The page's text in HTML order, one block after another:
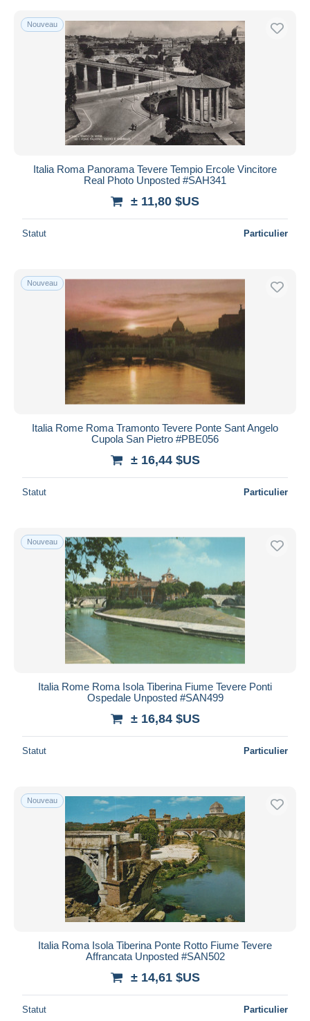
Nouveau
Italia Roma Panorama Tevere Tempio Ercole Vincitore
Real Photo Unposted #SAH341
± 11,80 $US
Statut Particulier
Nouveau
Italia Rome Roma Tramonto Tevere Ponte Sant Angelo
Cupola San Pietro #PBE056
± 16,44 $US
Statut Particulier
Nouveau
Italia Rome Roma Isola Tiberina Fiume Tevere Ponti
Ospedale Unposted #SAN499
± 16,84 $US
Statut Particulier
Nouveau
Italia Roma Isola Tiberina Ponte Rotto Fiume Tevere
Affrancata Unposted #SAN502
± 14,61 $US
Statut Particulier